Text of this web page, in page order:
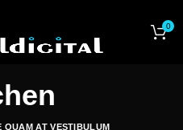
0
QUAM AT VESTIBULUM